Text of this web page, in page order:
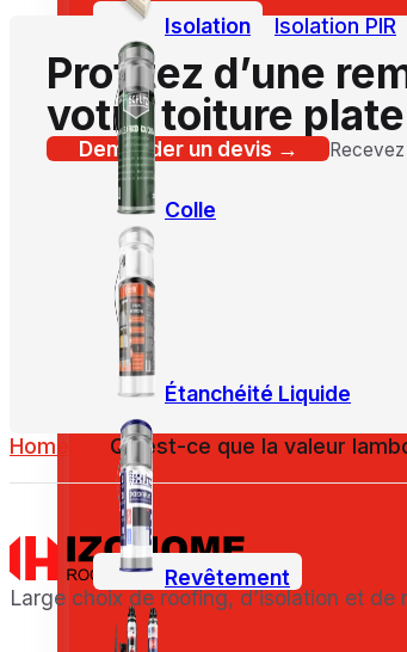
Isolation Isolation PIR
Colle
Étanchéité Liquide
Revêtement
Profitez d’une
votre toiture
Demander un devis →
Home Qu’est-ce que la valeur
Large choix de roofing, d’isolation et